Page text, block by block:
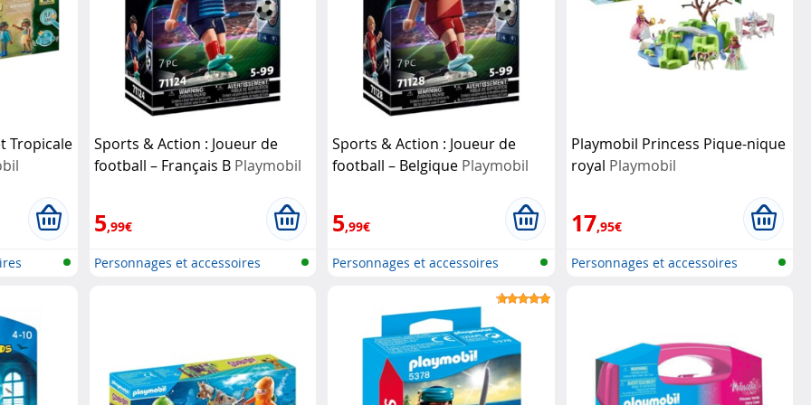
Tropicale
Sports & Action : Joueur de
football – Français B Playmobil
5,99€
Personnages et accessoires
Sports & Action : Joueur de
football – Belgique Playmobil
5,99€
Personnages et accessoires
Playmobil Princess Pique-nique
royal Playmobil
17,95€
Personnages et accessoires